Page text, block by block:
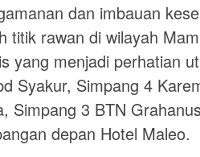
dan imbauan
titik rawan di wilayah
yang menjadi perhatian
Syakur, Simpang 4
Simpang 3 BTN
depan Hotel Maleo.